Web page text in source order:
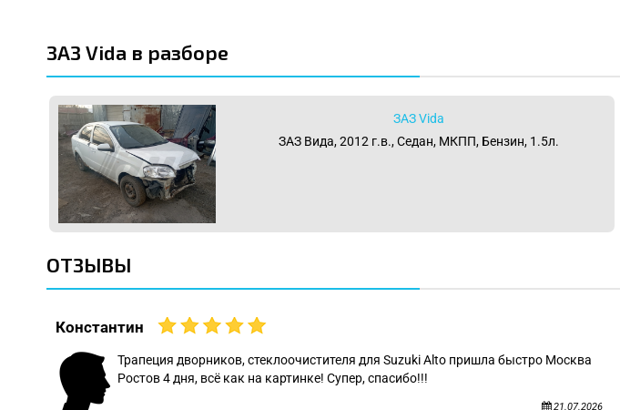
ЗАЗ Vida в разборе
ЗАЗ Vida
ЗАЗ Вида, 2012 г.в., Седан, МКПП, Бензин, 1.5л.
ОТЗЫВЫ
Константин
Трапеция дворников, стеклоочистителя для Suzuki Alto пришла быстро Москва
Ростов 4 дня, всё как на картинке! Супер, спасибо!!!
21.07.2026